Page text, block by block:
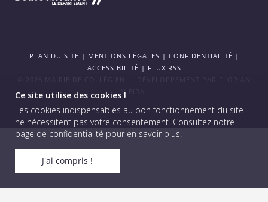
Ce site utilise des cookies !
Les cookies indispensables au bon fonctionnement du site
ne nécessitent pas votre consentement. Consultez notre
page de confidentialité pour en savoir plus.
J'ai compris !
PLAN DU SITE | MENTIONS LÉGALES | CONFIDENTIALITÉ |
ACCESSIBILITÉ | FLUX RSS
VIEIRA